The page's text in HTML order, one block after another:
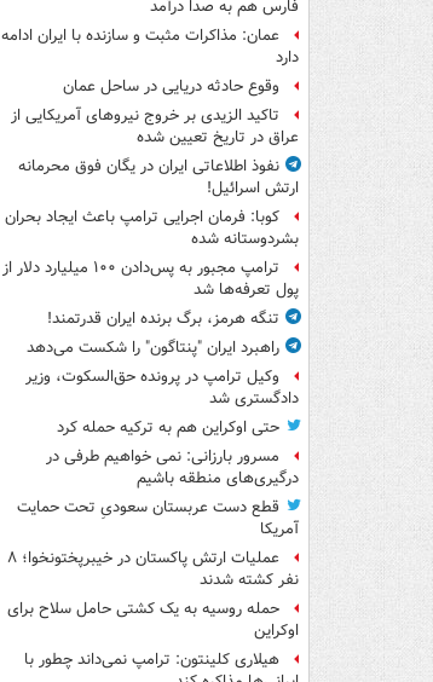
فارس هم به صدا درآمد
عمان: مذاکرات مثبت و سازنده با ایران ادامه
دارد
وقوع حادثه دریایی در ساحل عمان
تاکید الزیدی بر خروج نیروهای آمریکایی از
عراق در تاریخ تعیین شده
نفوذ اطلاعاتی ایران در یگان فوق محرمانه
ارتش اسرائیل!
کوبا: فرمان اجرایی ترامپ باعث ایجاد بحران
بشردوستانه شده
ترامپ مجبور به پس‌دادن ۱۰۰ میلیارد دلار از
پول تعرفه‌ها شد
تنگه هرمز، برگ برنده ایران قدرتمند!
راهبرد ایران "پنتاگون" را شکست می‌دهد
وکیل ترامپ در پرونده حق‌السکوت، وزیر
دادگستری شد
حتی اوکراین هم به ترکیه حمله کرد
مسرور بارزانی: نمی خواهیم طرفی در
درگیری‌های منطقه باشیم
قطع دست عربستان سعودیِ تحت حمایت
آمریکا
عملیات ارتش پاکستان در خیبرپختونخوا؛ ۸
نفر کشته شدند
حمله روسیه به یک کشتی حامل سلاح برای
اوکراین
هیلاری کلینتون: ترامپ نمی‌داند چطور با